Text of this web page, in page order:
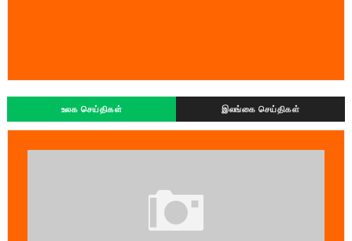
உலக செய்திகள் இலங்கை செய்திகள்